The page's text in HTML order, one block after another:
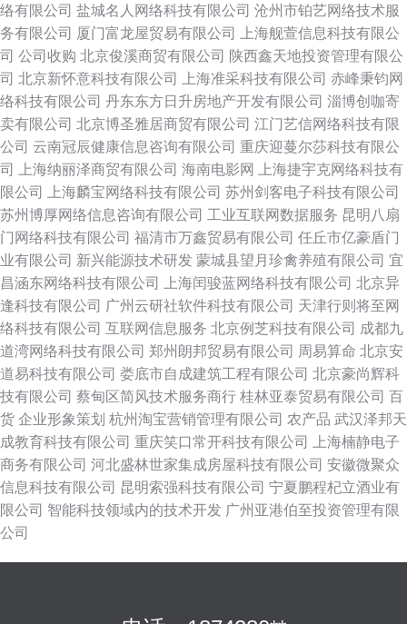
络有限公司 盐城名人网络科技有限公司 沧州市铂艺网络技术服
务有限公司 厦门富龙屋贸易有限公司
上海舰萱信息科技有限公
司 公司收购 北京俊溪商贸有限公司 陕西鑫天地投资管理有限公
司 北京新怀意科技有限公司 上海准采科技有限公司 赤峰秉钧网
络科技有限公司 丹东东方日升房地产开发有限公司 淄博创咖寄
卖有限公司 北京博圣雅居商贸有限公司 江门艺信网络科技有限
公司 云南冠辰健康信息咨询有限公司 重庆迎蔓尔莎科技有限公
司
上海纳丽泽商贸有限公司 海南电影网
上海捷宇克网络科技有
限公司
上海麟宝网络科技有限公司 苏州剑客电子科技有限公司
苏州博厚网络信息咨询有限公司 工业互联网数据服务 昆明八扇
门网络科技有限公司 福清市万鑫贸易有限公司 任丘市亿豪盾门
业有限公司 新兴能源技术研发 蒙城县望月珍禽养殖有限公司 宜
昌涵东网络科技有限公司
上海闰骏蓝网络科技有限公司 北京异
逢科技有限公司 广州云研社软件科技有限公司 天津行则将至网
络科技有限公司 互联网信息服务 北京例芝科技有限公司 成都九
道湾网络科技有限公司 郑州朗邦贸易有限公司 周易算命 北京安
道易科技有限公司 娄底市自成建筑工程有限公司 北京豪尚辉科
技有限公司 蔡甸区简风技术服务商行 桂林亚泰贸易有限公司 百
货 企业形象策划 杭州淘宝营销管理有限公司 农产品 武汉泽邦天
成教育科技有限公司 重庆笑口常开科技有限公司
上海楠静电子
商务有限公司 河北盛林世家集成房屋科技有限公司 安徽微聚众
信息科技有限公司 昆明索强科技有限公司 宁夏鹏程杞立酒业有
限公司 智能科技领域内的技术开发 广州亚港伯至投资管理有限
公司